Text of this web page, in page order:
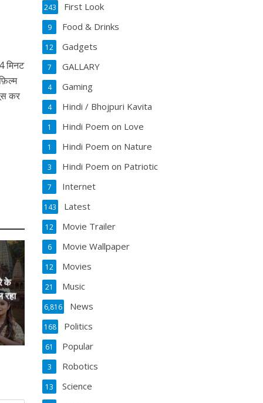
मिनट
कर
के
रहा
First Look
243
Food & Drinks
9
Gadgets
12
GALLARY
7
Gaming
4
Hindi / Bhojpuri Kavita
4
Hindi Poem on Love
1
Hindi Poem on Nature
1
Hindi Poem on Patriotic
3
Internet
7
Latest
143
Movie Trailer
12
Movie Wallpaper
6
Movies
12
Music
21
News
6,816
Politics
168
Popular
61
Robotics
3
Science
13